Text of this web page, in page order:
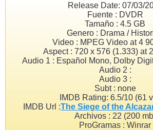
Release Date: 07/03/
Fuente : DVDR
Tamaño : 4.5 GB
Genero : Drama /
Video : MPEG Video at 4
Aspect : 720 x 576 (1.333) at
Audio 1 : Español Mono, Dolby
Audio 2 :
Audio 3 :
Subt : none
IMDB Rating: 6.5/10 (61
IMDB Url :The Siege of the
Archivos : 22 (200
ProGramas : Winrar